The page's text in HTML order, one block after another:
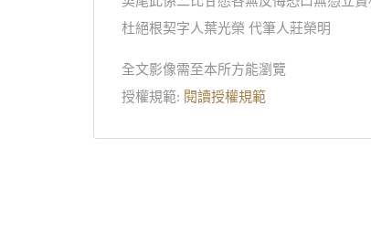
杜絕根契字人葉光榮 代筆人莊榮明
全文影像需至本所方能瀏覽
授權規範: 閱讀授權規範